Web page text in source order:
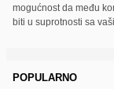
mogućnost da među
biti u suprotnosti sa
POPULARNO